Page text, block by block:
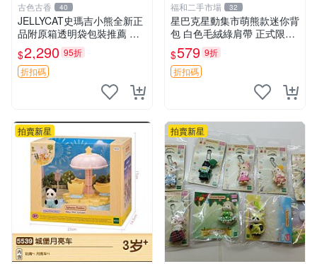
古色古香 40
JELLYCAT史瑪吉小熊全新正
品附原箱透明袋包裝推薦 透
明袋 包裝盒 史瑪吉小熊
$2,290 95折
折扣碼
福和二手市場 32
星巴克星動集市萌熊款迷你背
包 白色毛絨綠肩帶 正式限量
版 新品 上市未拆封 尺寸約20
公分 超適合收藏 迷你背包 毛
絨玩具 背包配件
$579 9折
折扣碼
拍賣新星 拍賣新星